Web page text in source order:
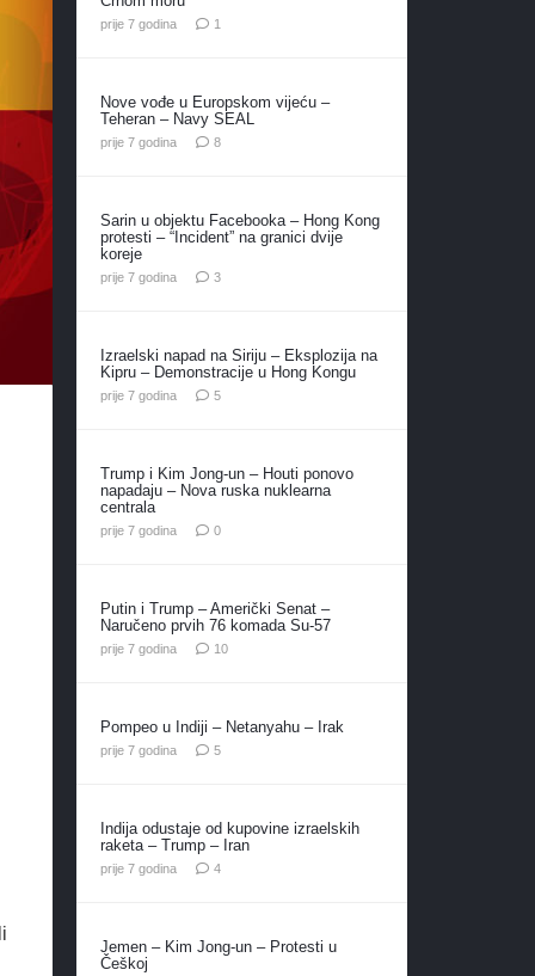
prije 7 godina 1
Nove vođe u Europskom vijeću –
Teheran – Navy SEAL
prije 7 godina 8komentara
Sarin u objektu Facebooka – Hong Kong
protesti – “Incident” na granici dvije
koreje
prije 7 godina 3komentara
Izraelski napad na Siriju – Eksplozija na
Kipru – Demonstracije u Hong Kongu
prije 7 godina 5komentara
Trump i Kim Jong-un – Houti ponovo
napadaju – Nova ruska nuklearna
centrala
prije 7 godina 0
Putin i Trump – Američki Senat –
Naručeno prvih 76 komada Su-57
prije 7 godina 10komentara
Pompeo u Indiji – Netanyahu – Irak
prije 7 godina 5komentara
Indija odustaje od kupovine izraelskih
raketa – Trump – Iran
prije 7 godina 4komentara
Jemen – Kim Jong-un – Protesti u
Češkoj